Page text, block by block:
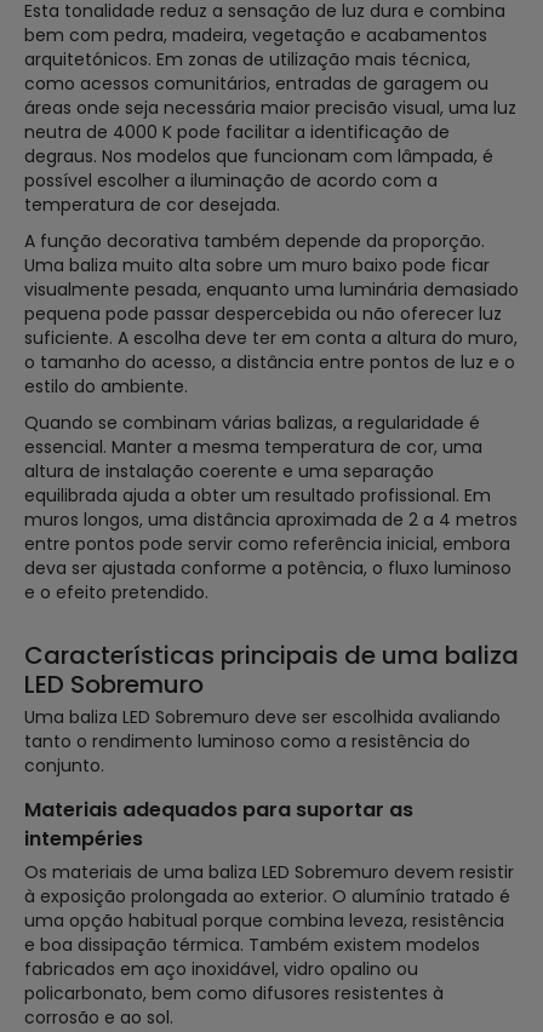
Esta tonalidade reduz a sensação de luz dura e combina
bem com pedra, madeira, vegetação e acabamentos
arquitetónicos. Em zonas de utilização mais técnica,
como acessos comunitários, entradas de garagem ou
áreas onde seja necessária maior precisão visual, uma luz
neutra de 4000 K pode facilitar a identificação de
degraus. Nos modelos que funcionam com lâmpada, é
possível escolher a iluminação de acordo com a
temperatura de cor desejada.
A função decorativa também depende da proporção.
Uma baliza muito alta sobre um muro baixo pode ficar
visualmente pesada, enquanto uma luminária demasiado
pequena pode passar despercebida ou não oferecer luz
suficiente. A escolha deve ter em conta a altura do muro,
o tamanho do acesso, a distância entre pontos de luz e o
estilo do ambiente.
Quando se combinam várias balizas, a regularidade é
essencial. Manter a mesma temperatura de cor, uma
altura de instalação coerente e uma separação
equilibrada ajuda a obter um resultado profissional. Em
muros longos, uma distância aproximada de 2 a 4 metros
entre pontos pode servir como referência inicial, embora
deva ser ajustada conforme a potência, o fluxo luminoso
e o efeito pretendido.
Características principais de uma baliza
LED Sobremuro
Uma baliza LED Sobremuro deve ser escolhida avaliando
tanto o rendimento luminoso como a resistência do
conjunto.
Materiais adequados para suportar as
intempéries
Os materiais de uma baliza LED Sobremuro devem resistir
à exposição prolongada ao exterior. O alumínio tratado é
uma opção habitual porque combina leveza, resistência
e boa dissipação térmica. Também existem modelos
fabricados em aço inoxidável, vidro opalino ou
policarbonato, bem como difusores resistentes à
corrosão e ao sol.